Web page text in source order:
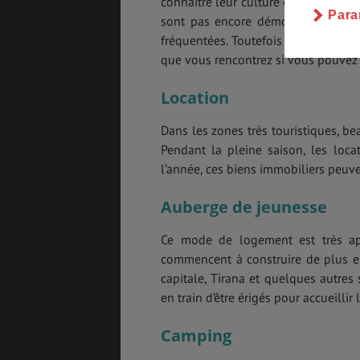
sont pas encore démocratisées
fréquentées. Toutefois si vous êtes
que vous rencontrez si vous
Location
Dans les zones très touristiques,
Pendant la pleine saison, les
l’année, ces biens immobiliers
Auberge de jeunesse
Ce mode de logement est très
commencent à construire de plus
capitale, Tirana et quelques autres
en train d’être érigés pour
Camping